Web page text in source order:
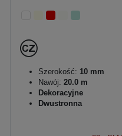
Szerokość: 10 mm
Nawój: 20.0 m
Dekoracyjne
Dwustronna